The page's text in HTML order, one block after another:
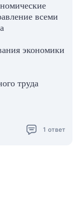
всеми
экономики
труда
1 ответ